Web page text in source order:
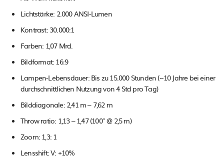
Lichtstärke: 2.000 ANSI-Lumen
Kontrast: 30.000:1
Farben: 1,07 Mrd.
Bildformat: 16:9
Lampen-Lebensdauer: Bis zu 15.000 Stunden (~10 Jahre bei einer
durchschnittlichen Nutzung von 4 Std pro Tag)
Bilddiagonale: 2,41 m – 7,62 m
Throw ratio: 1,13 – 1,47 (100″ @ 2,5 m)
Zoom: 1,3: 1
Lensshift: V: +10%